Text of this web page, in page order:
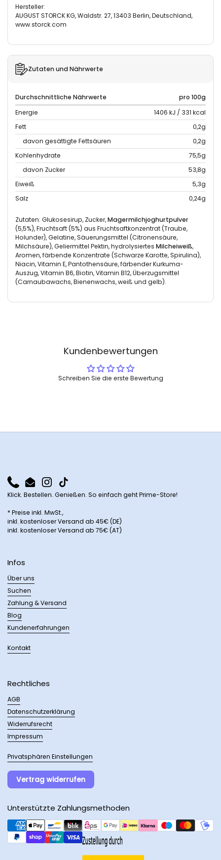
Hersteller:
AUGUST STORCK KG, Waldstr. 27, 13403 Berlin, Deutschland,
www.storck.com
Zutaten und Nährwerte
Durchschnittliche Nährwerte
pro 100g
Energie
1406 kJ / 331 kcal
Fett
0,2g
davon gesättigte Fettsäuren
0,2g
Kohlenhydrate
75,5g
davon Zucker
53,8g
Eiweiß
5,3g
Salz
0,24g
Zutaten: Glukosesirup, Zucker,Magermilchjoghurtpulver
(5,5%), Fruchtsaft (5%) aus Fruchtsaftkonzentrat (Traube,
Holunder), Gelatine, Säuerungsmittel (Citronensäure,
Milchsäure), Geliermittel Pektin, hydrolysiertes Milcheiweiß,
Aromen, färbende Konzentrate (Schwarze Karotte, Spirulina),
Niacin, Vitamin E, Pantothensäure, färbender Kurkuma-
Auszug, Vitamin B6, Biotin, Vitamin B12, Überzugsmittel
(Carnaubawachs, Bienenwachs, weiß und gelb).
Kundenbewertungen
Schreiben Sie die erste Bewertung
PhoneEmail Instagram
TikTok
Klick. Bestellen. Genießen. So einfach geht Prime-Store!
* Preise inkl. MwSt.,
inkl. kostenloser Versand ab 45€ (DE)
inkl. kostenloser Versand ab 75€ (AT)
Infos
Über uns
Suchen
Zahlung & Versand
Blog
Kundenerfahrungen
Kontakt
Rechtliches
AGB
Datenschutzerklärung
Widerrufsrecht
Impressum
Privatsphären Einstellungen
Vertrag widerrufen
Unterstützte Zahlungsmethoden